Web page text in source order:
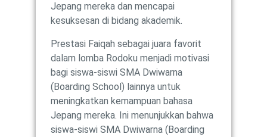
Jepang mereka dan mencapai
kesuksesan di bidang akademik.
Prestasi Faiqah sebagai juara favorit
dalam lomba Rodoku menjadi motivasi
bagi siswa-siswi SMA Dwiwarna
(Boarding School) lainnya untuk
meningkatkan kemampuan bahasa
Jepang mereka. Ini menunjukkan bahwa
siswa-siswi SMA Dwiwarna (Boarding